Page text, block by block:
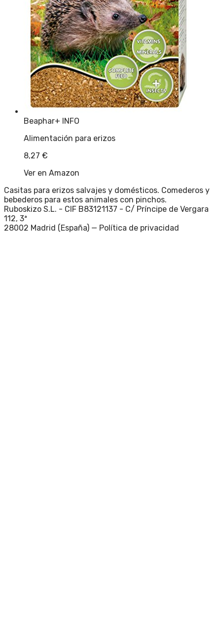
Beaphar+ INFO
Alimentación para erizos
8,27 €
Ver en Amazon
Casitas para erizos salvajes y domésticos. Comederos y
bebederos para estos animales con pinchos.
Ruboskizo S.L. - CIF B83121137 - C/ Príncipe de Vergara
112, 3ª
28002 Madrid (España) — Política de privacidad